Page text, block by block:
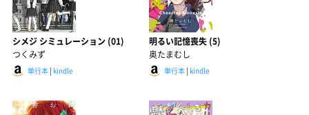
シメジ シミュレーション (01)
つくみず
単行本 | kindle
明るい記憶喪失 (5)
奥たまむし
単行本| kindle